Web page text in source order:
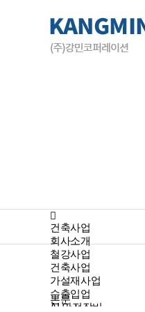
건축사업
회사소개
철강사업
건축사업
가설재사업
수출입업
AI 안전장비
본문